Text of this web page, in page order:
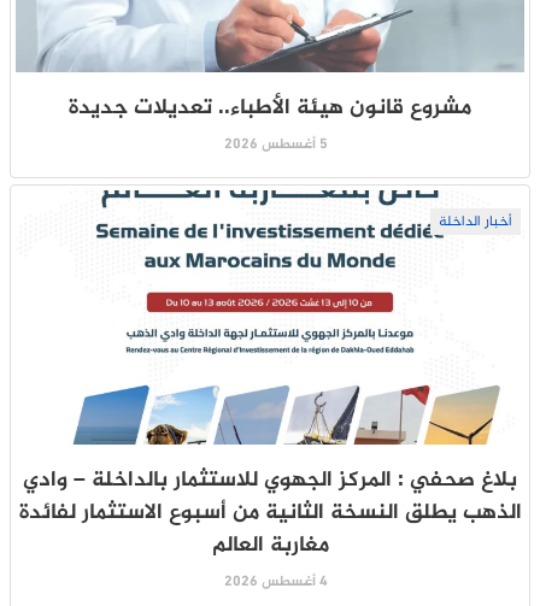
مشروع قانون هيئة الأطباء.. تعديلات جديدة
5 أغسطس 2026
أخبار الداخلة
بلاغ صحفي : المركز الجهوي للاستثمار بالداخلة – وادي
الذهب يطلق النسخة الثانية من أسبوع الاستثمار لفائدة
مغاربة العالم
4 أغسطس 2026